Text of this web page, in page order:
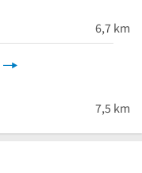
6,7 km
7,5 km